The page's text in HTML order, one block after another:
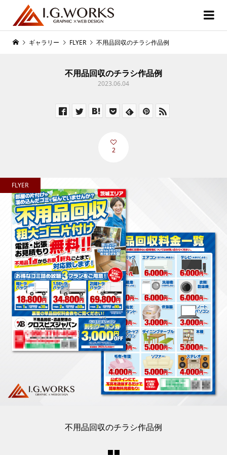
ギャラリー FLYER 不用品回収のチラシ作品例
不用品回収のチラシ作品例
2023.06.04
2
FLYER
不用品回収のチラシ作品例